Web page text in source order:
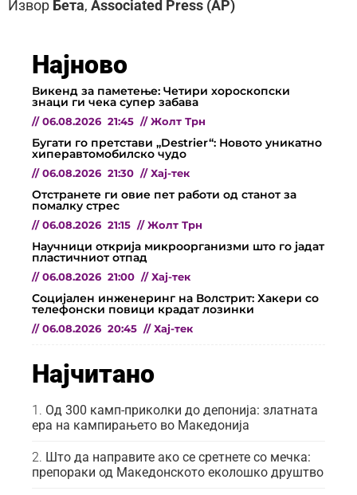
Извор Бета, Associated Press (AP)
Најново
Викенд за паметење: Четири хороскопски
знаци ги чека супер забава
// 06.08.2026 21:45 // Жолт Трн
Бугати го претстави „Destrier“: Новото уникатно
хиперавтомобилско чудо
// 06.08.2026 21:30 // Хај-тек
Отстранете ги овие пет работи од станот за
помалку стрес
// 06.08.2026 21:15 // Жолт Трн
Научници открија микроорганизми што го јадат
пластичниот отпад
// 06.08.2026 21:00 // Хај-тек
Социјален инженеринг на Волстрит: Хакери со
телефонски повици крадат лозинки
// 06.08.2026 20:45 // Хај-тек
Најчитано
Од 300 камп-приколки до депонија: златната
ера на кампирањето во Македонија
Што да направите ако се сретнете со мечка:
препораки од Македонското еколошко друштво